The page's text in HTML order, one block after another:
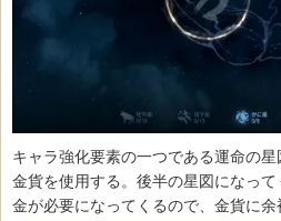
キャラ強化要素の一つである運命の
金貨を使用する。後半の星図になっ
金が必要になってくるので、金貨に余